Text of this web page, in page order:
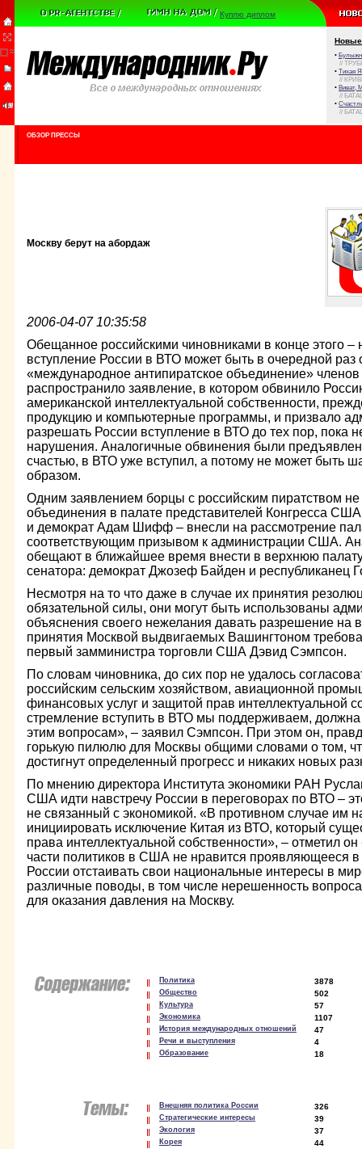
Куплю диплом
Новые
•
//
• Тихая
//
• Виват,
//
•
//
ОБЗОР ПРЕССЫ
Москву берут на абордаж
2006-04-07 10:35:58
Обещанное российскими чиновниками в конце этого –
вступление России в ВТО может быть в очередной раз
«международное антипиратское объединение»
распространило заявление, в котором обвинило
американской интеллектуальной собственности,
продукцию и компьютерные программы, и призвало
разрешать России вступление в ВТО до тех пор, пока
нарушения. Аналогичные обвинения были
счастью, в ВТО уже вступил, а потому не может быть
образом.
Одним заявлением борцы с российским пиратством
объединения в палате представителей Конгресса
и демократ Адам Шифф – внесли на рассмотрение
соответствующим призывом к администрации США.
обещают в ближайшее время внести в верхнюю
сенатора: демократ Джозеф Байден и республиканец
Несмотря на то что даже в случае их принятия
обязательной силы, они могут быть использованы
объяснения своего нежелания давать разрешение на
принятия Москвой выдвигаемых Вашингтоном
первый замминистра торговли США Дэвид Сэмпсон.
По словам чиновника, до сих пор не удалось
российским сельским хозяйством, авиационной
финансовых услуг и защитой прав интеллектуальной
стремление вступить в ВТО мы поддерживаем,
этим вопросам», – заявил Сэмпсон. При этом он,
горькую пилюлю для Москвы общими словами о том,
достигнут определенный прогресс и никаких новых
По мнению директора Института экономики РАН
США идти навстречу России в переговорах по ВТО –
не связанный с экономикой. «В противном случае им
инициировать исключение Китая из ВТО, который
права интеллектуальной собственности», – отметил
части политиков в США не нравится проявляющееся
России отстаивать свои национальные интересы в
различные поводы, в том числе нерешенность
для оказания давления на Москву.
Политика 3878
Общество 502
Культура 57
Экономика 1107
История международных отношений 47
Речи и выступления 4
Образование 18
Внешняя политика России 326
Стратегические интересы 39
Экология 37
Корея 44